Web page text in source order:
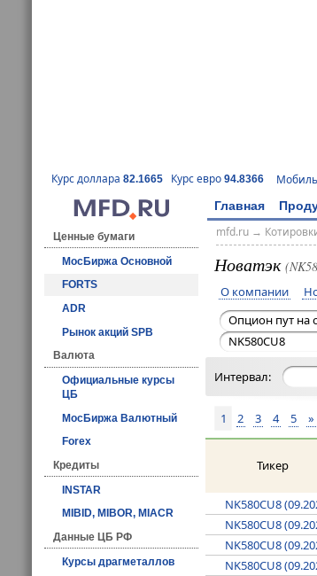
Курс доллара 82.1665 Курс евро 94.8366
Главная
Ценные бумаги
МосБиржа Основной
FORTS
ADR
Рынок акций SPB
Валюта
Официальные курсы
ЦБ
МосБиржа Валютный
Forex
Кредиты
INSTAR
MIBID, MIBOR, MIACR
Данные ЦБ РФ
Курсы драгметаллов
mfd.ru→
Новатэк
О компании
Опцион пут на
NK580CU8
Интервал:
1 2 3 4 5 »
Тикер
NK580CU8
NK580CU8
NK580CU8
NK580CU8